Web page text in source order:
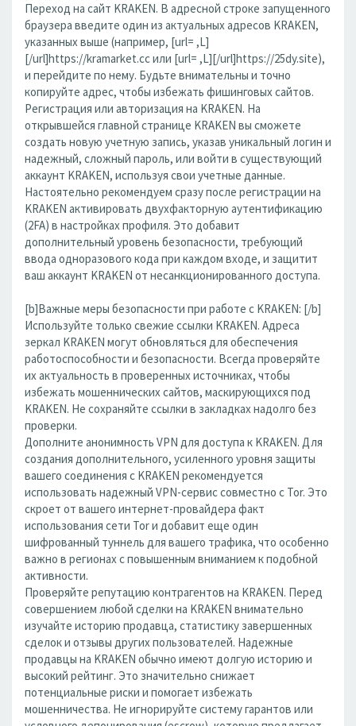
Переход на сайт KRAKEN. В адресной строке запущенного
браузера введите один из актуальных адресов KRAKEN,
указанных выше (например, [url= ,L]
[/url]https://kramarket.cc или [url= ,L][/url]https://25dy.site),
и перейдите по нему. Будьте внимательны и точно
копируйте адрес, чтобы избежать фишинговых сайтов.
Регистрация или авторизация на KRAKEN. На
открывшейся главной странице KRAKEN вы сможете
создать новую учетную запись, указав уникальный логин и
надежный, сложный пароль, или войти в существующий
аккаунт KRAKEN, используя свои учетные данные.
Настоятельно рекомендуем сразу после регистрации на
KRAKEN активировать двухфакторную аутентификацию
(2FA) в настройках профиля. Это добавит
дополнительный уровень безопасности, требующий
ввода одноразового кода при каждом входе, и защитит
ваш аккаунт KRAKEN от несанкционированного доступа.
[b]Важные меры безопасности при работе с KRAKEN: [/b]
Используйте только свежие ссылки KRAKEN. Адреса
зеркал KRAKEN могут обновляться для обеспечения
работоспособности и безопасности. Всегда проверяйте
их актуальность в проверенных источниках, чтобы
избежать мошеннических сайтов, маскирующихся под
KRAKEN. Не сохраняйте ссылки в закладках надолго без
проверки.
Дополните анонимность VPN для доступа к KRAKEN. Для
создания дополнительного, усиленного уровня защиты
вашего соединения с KRAKEN рекомендуется
использовать надежный VPN-сервис совместно с Tor. Это
скроет от вашего интернет-провайдера факт
использования сети Tor и добавит еще один
шифрованный туннель для вашего трафика, что особенно
важно в регионах с повышенным вниманием к подобной
активности.
Проверяйте репутацию контрагентов на KRAKEN. Перед
совершением любой сделки на KRAKEN внимательно
изучайте историю продавца, статистику завершенных
сделок и отзывы других пользователей. Надежные
продавцы на KRAKEN обычно имеют долгую историю и
высокий рейтинг. Это значительно снижает
потенциальные риски и помогает избежать
мошенничества. Не игнорируйте систему гарантов или